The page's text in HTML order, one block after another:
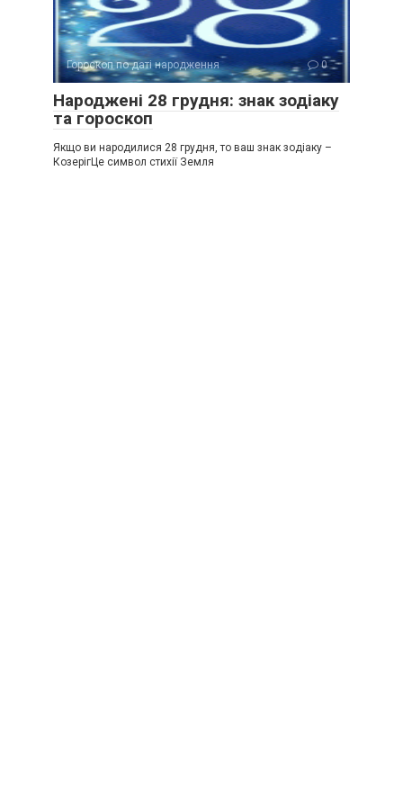
Гороскоп по даті народження 0
Народжені 28 грудня: знак зодіаку
та гороскоп
Якщо ви народилися 28 грудня, то ваш знак зодіаку –
КозерігЦе символ стихії Земля